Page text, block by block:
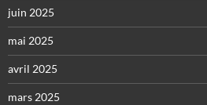
juin 2025
mai 2025
avril 2025
mars 2025